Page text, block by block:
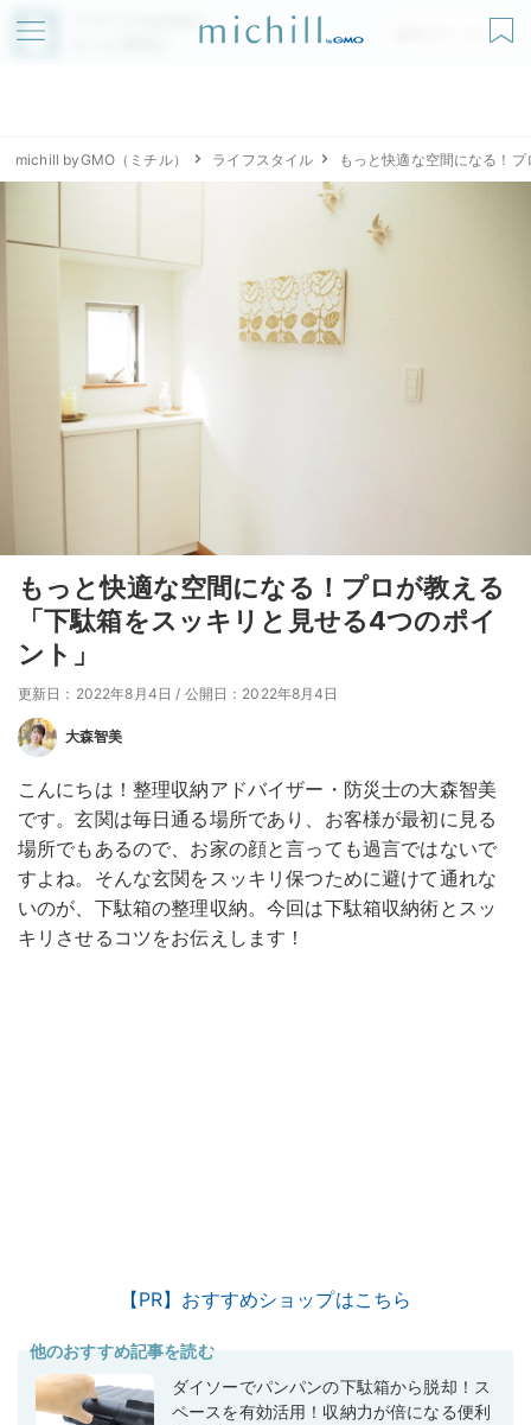
アプリでmichillが
無料ダウンロード
michill byGMO（ミチル） ライフスタイル もっと快適な空間になる！
もっと快適な空間になる！プロが教える
「下駄箱をスッキリと見せる4つのポイ
ント」
更新日：2022年8月4日 / 公開日：2022年8月4日
大森智美
こんにちは！整理収納アドバイザー・防災士の大森智美
です。玄関は毎日通る場所であり、お客様が最初に見る
場所でもあるので、お家の顔と言っても過言ではないで
すよね。そんな玄関をスッキリ保つために避けて通れな
いのが、下駄箱の整理収納。今回は下駄箱収納術とスッ
キリさせるコツをお伝えします！
【PR】おすすめショップはこちら
他のおすすめ記事を読む
ダイソーでパンパンの下駄箱から脱却！ス
ペースを有効活用！収納力が倍になる便利